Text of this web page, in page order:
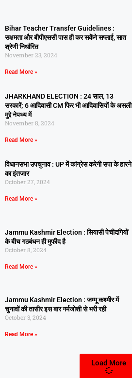
Bihar Teacher Transfer Guidelines :
सक्षमता और बीपीएससी पास ही कर सकेंगे सप्लाई, सात
श्रेणी निर्धारित
November 23, 2024
Read More »
JHARKHAND ELECTION : 24 साल, 13
सरकारें; 6 आदिवासी CM फिर भी आदिवासियों के असली
मुद्दे नेपथ्य में
November 8, 2024
Read More »
विधानसभा उपचुनाव : UP में कांग्रेस करेगी सपा के हारने
का इंतजार
October 27, 2024
Read More »
Jammu Kashmir Election : सियासी पेचीदगियों
के बीच गठबंधन ही मुफीद है
October 8, 2024
Read More »
Jammu Kashmir Election : जम्मू कश्मीर में
चुनावों की तासीर इस बार गर्मजोशी से भरी रही
October 3, 2024
Read More »
Load More